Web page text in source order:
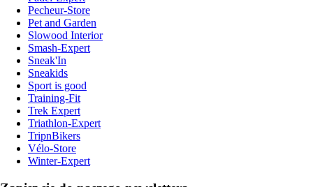
Pecheur-Store
Pet and Garden
Slowood Interior
Smash-Expert
Sneak'In
Sneakids
Sport is good
Training-Fit
Trek Expert
Triathlon-Expert
TripnBikers
Vélo-Store
Winter-Expert